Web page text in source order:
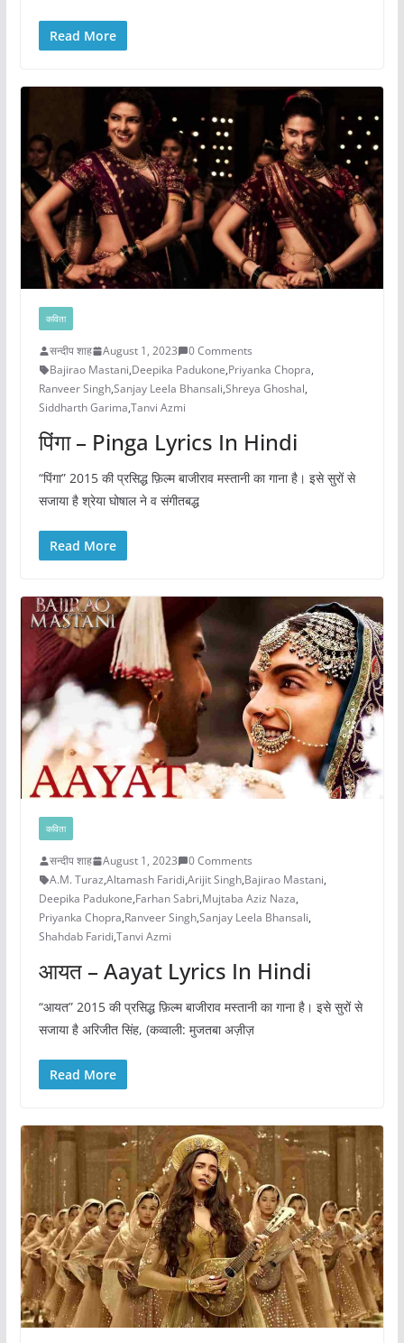
Read More
कविता
सन्दीप शाह August 1, 2023
0 Comments
Bajirao Mastani,Deepika Padukone,Priyanka Chopra,
Ranveer Singh,Sanjay Leela Bhansali,Shreya Ghoshal,
Siddharth Garima,Tanvi Azmi
पिंगा – Pinga Lyrics In Hindi
“पिंगा” 2015 की प्रसिद्ध फ़िल्म बाजीराव मस्तानी का गाना है। इसे सुरों से
सजाया है श्रेया घोषाल ने व संगीतबद्ध
Read More
कविता
सन्दीप शाह August 1, 2023
0 Comments
A.M. Turaz,Altamash Faridi,Arijit Singh,Bajirao Mastani,
Deepika Padukone,Farhan Sabri,Mujtaba Aziz Naza,
Priyanka Chopra,Ranveer Singh,Sanjay Leela Bhansali,
Shahdab Faridi,Tanvi Azmi
आयत – Aayat Lyrics In Hindi
“आयत” 2015 की प्रसिद्ध फ़िल्म बाजीराव मस्तानी का गाना है। इसे सुरों से
सजाया है अरिजीत सिंह, (कव्वाली: मुजतबा अज़ीज़
Read More